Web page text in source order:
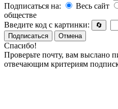
Подписаться на:
Весь сайт
обществе
Введите код с картинки:
🔄
Подписаться
Отмена
Спасибо!
Проверьте почту, вам выслано
отвечающим критериям